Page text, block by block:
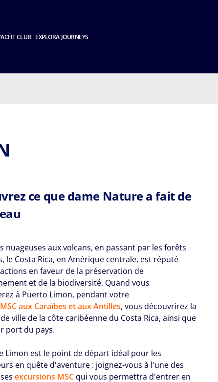
CLUB EXPLORA JOURNEYS
ce que dame Nature a fait de
nuageuses aux volcans, en passant par les forêts
le Costa Rica, en Amérique centrale, est réputé
en faveur de la préservation de
et de la biodiversité. Quand vous
à Puerto Limon, pendant votre
aux Caraïbes et aux Antilles, vous découvrirez la
ville de la côte caribéenne du Costa Rica, ainsi que
port du pays.
Limon est le point de départ idéal pour les
en quête d'aventure : joignez-vous à l'une des
excursions MSC qui vous permettra d'entrer en